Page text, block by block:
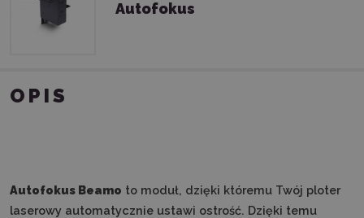
Autofokus
OPIS
Autofokus Beamo to moduł, dzięki któremu Twój ploter
laserowy automatycznie ustawi ostrość. Dzięki temu